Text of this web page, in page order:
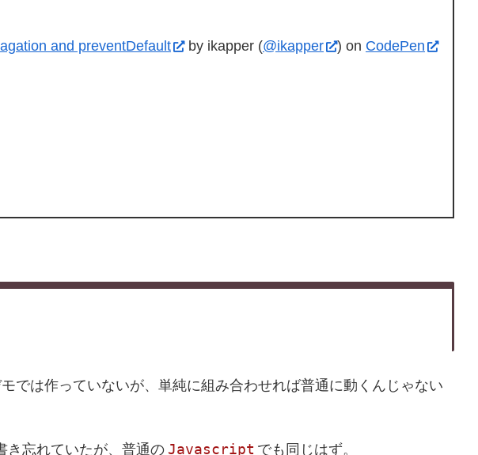
and preventDefault by ikapper (@ikapper ) on CodePen
では作っていないが、単純に組み合わせれば普通に動くんじゃない
き忘れていたが、普通の Javascript でも同じはず。